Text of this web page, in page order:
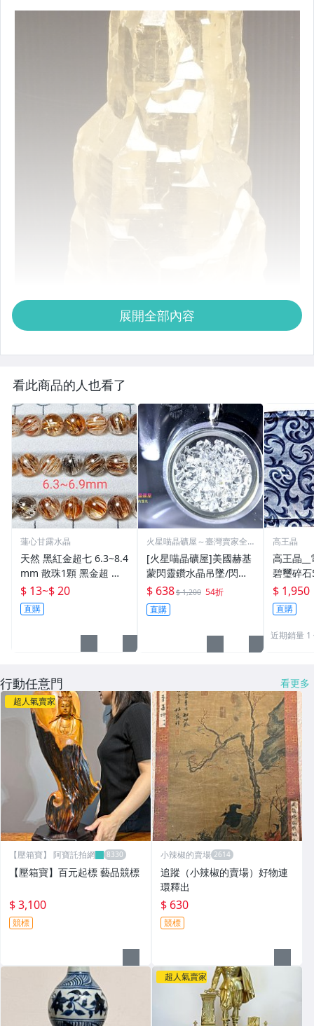
展開全部內容
看此商品的人也看了
蓮心甘露水晶
天然 黑紅金超七 6.3~8.4
mm 散珠1顆 黑金超 請
看下方說明 黑銅鈦 髮晶
$ 13~$ 20
直購
火星喵晶礦屋～臺灣賣家全
[火星喵晶礦屋]美國赫基
蒙閃靈鑽水晶吊墜/閃靈
水晶/閃靈鑽水晶吊墜(可
當項鍊、吊飾)
$ 638$ 1,200 54折
直購
高王晶
高王晶
碧璽碎
夜夜好
$ 1,950
直購
近期銷量 1
行動任意門 看更多
超人氣賣家
【壓箱寶】 阿寶託拍網
【壓箱寶】百元起標 藝品競標
$ 3,100
競標
小辣椒的賣場
追蹤（小辣椒的賣場）好物連
環釋出
$ 630
競標
超人氣賣家